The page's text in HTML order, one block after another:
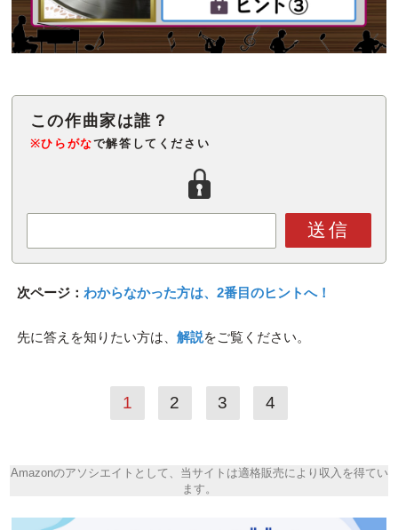
※ひらがなで解答してください
送信
次ページ： わからなかった方は、2番目のヒントへ！
先に答えを知りたい方は、 解説をご覧ください。
1 2 3 4
Amazonのアソシエイトとして、当サイトは適格販売により収入を得てい
ます。